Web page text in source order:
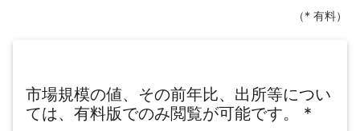
（* 有料）
市場規模の値、その前年比、出所等につい
ては、有料版でのみ閲覧が可能です。
*